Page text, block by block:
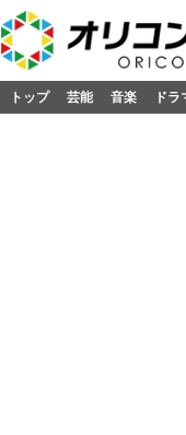
トップ 芸能 音楽 ド